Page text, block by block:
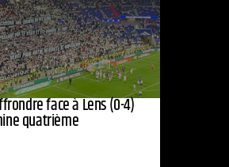
face à Lens (0-4)
quatrième